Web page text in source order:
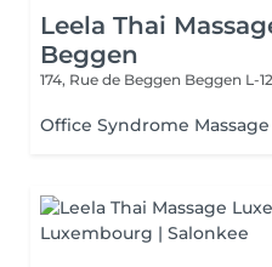
Leela Thai
Beggen
174, Rue de Beggen Beggen L-
Office Syndrome Massage